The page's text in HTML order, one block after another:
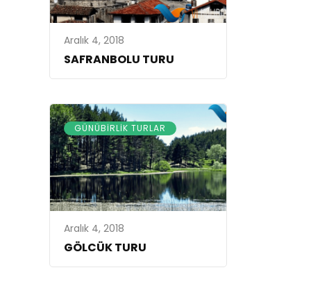
Aralık 4, 2018
SAFRANBOLU TURU
GÜNÜBIRLIK TURLAR
Aralık 4, 2018
GÖLCÜK TURU